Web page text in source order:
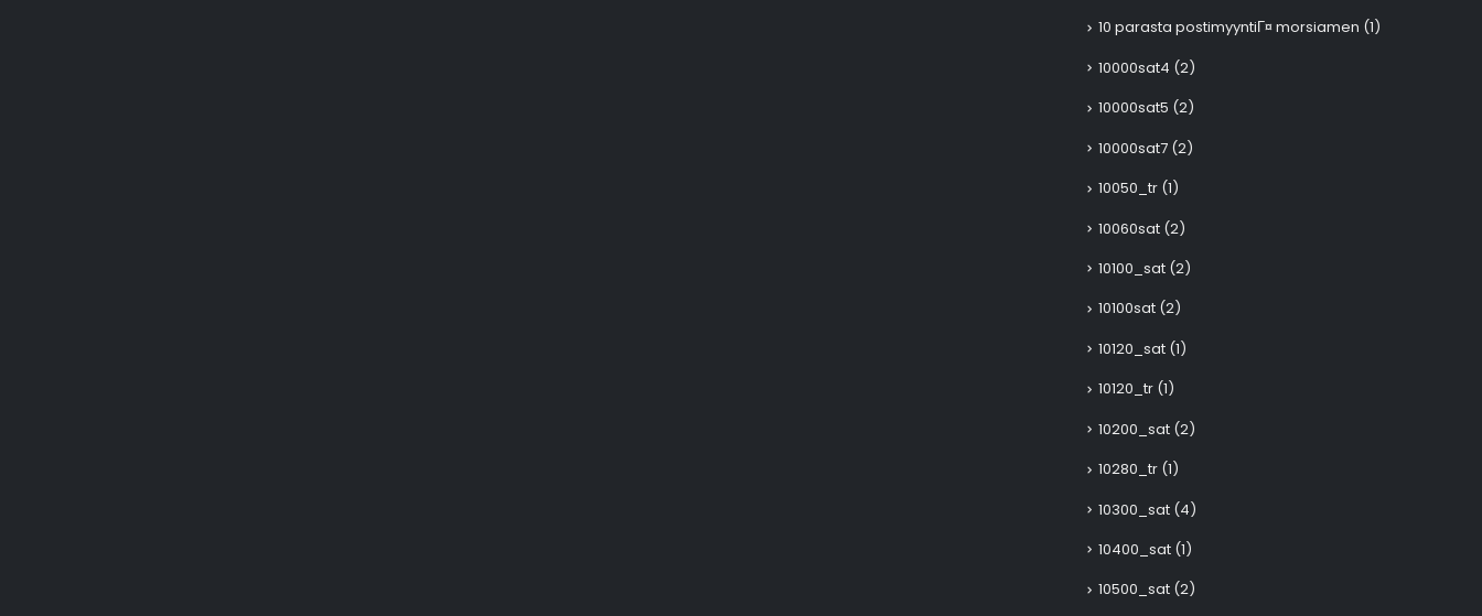
10 parasta postimyyntiГ¤ morsiamen (1)
10000sat4 (2)
10000sat5 (2)
10000sat7 (2)
10050_tr (1)
10060sat (2)
10100_sat (2)
10100sat (2)
10120_sat (1)
10120_tr (1)
10200_sat (2)
10280_tr (1)
10300_sat (4)
10400_sat (1)
10500_sat (2)